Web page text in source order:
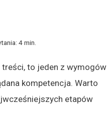
4min.
to jeden z wymogów
kompetencja. Warto
etapów